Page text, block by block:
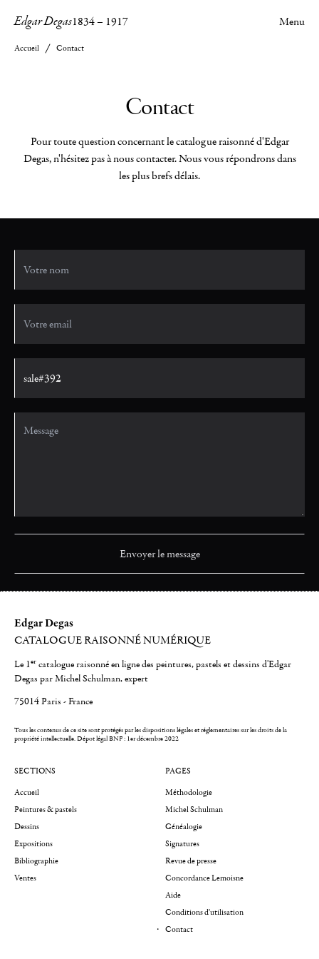
Edgar Degas1834– 1917 Menu
Accueil Contact
Contact
Pour toute question concernant le catalogue raisonné d'Edgar
Degas, n'hésitez pas à nous contacter. Nous vous répondrons dans
les plus brefs délais.
Edgar Degas
CATALOGUE RAISONNÉ NUMÉRIQUE
Le 1er catalogue raisonné en ligne des peintures, pastels et dessins d'Edgar
Degas par Michel Schulman, expert
75014 Paris - France
Tous les contenus de ce site sont protégés par les dispositions légales et réglementaires sur les droits de la
propriété intellectuelle.Dépot légal BNF : 1er décembre 2022
SECTIONS
Accueil
Peintures & pastels
Dessins
Expositions
Bibliographie
Ventes
PAGES
Méthodologie
Michel Schulman
Généalogie
Signatures
Revue de presse
Concordance Lemoisne
Aide
Conditions d'utilisation
Contact